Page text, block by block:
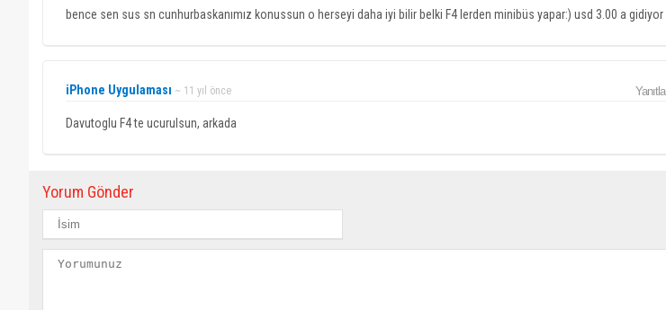
bence sen sus sn cunhurbaskanımız konussun o herseyi daha iyi bilir belki F4 lerden minibüs yapar:) usd 3.00 a gidiyor
iPhone Uygulaması ~ 11 yıl önce Yanıtla
Davutoglu F4 te ucurulsun, arkada
Yorum Gönder